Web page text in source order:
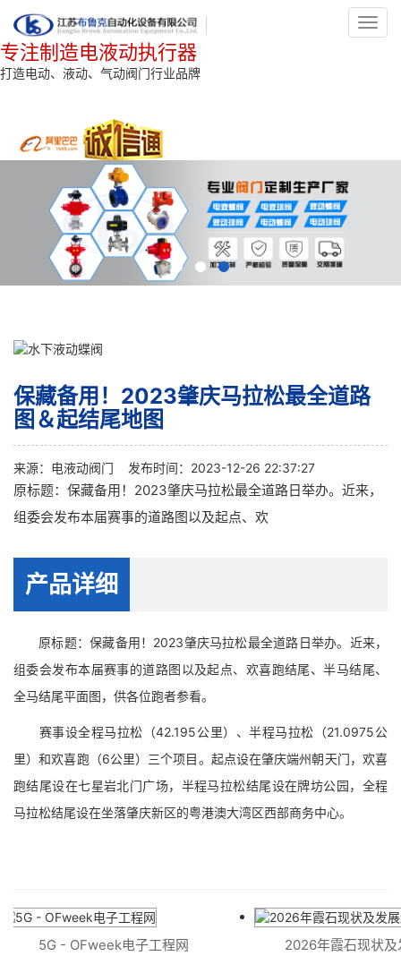
专注制造电液动执行器
打造电动、液动、气动阀门行业品牌
保藏备用！2023肇庆马拉松最全道路
图＆起结尾地图
来源： 电液动阀门 发布时间：2023-12-26 22:37:27
原标题：保藏备用！2023肇庆马拉松最全道路日举办。近来，
组委会发布本届赛事的道路图以及起点、欢
产品详细
原标题：保藏备用！2023肇庆马拉松最全道路日举办。近来，
组委会发布本届赛事的道路图以及起点、欢喜跑结尾、半马结尾、
全马结尾平面图，供各位跑者参看。
赛事设全程马拉松（42.195公里）、半程马拉松（21.0975公
里）和欢喜跑（6公里）三个项目。起点设在肇庆端州朝天门，欢喜
跑结尾设在七星岩北门广场，半程马拉松结尾设在牌坊公园，全程
马拉松结尾设在坐落肇庆新区的粤港澳大湾区西部商务中心。
5G - OFweek电子工程网 2026年霞石现状及